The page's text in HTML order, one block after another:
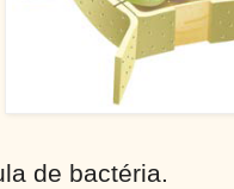
de bactéria.